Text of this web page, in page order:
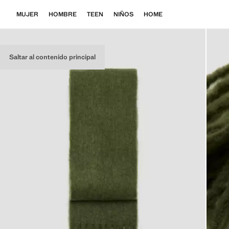
Saltar al contenido principal
MUJER HOMBRE TEEN NIÑOS HOME